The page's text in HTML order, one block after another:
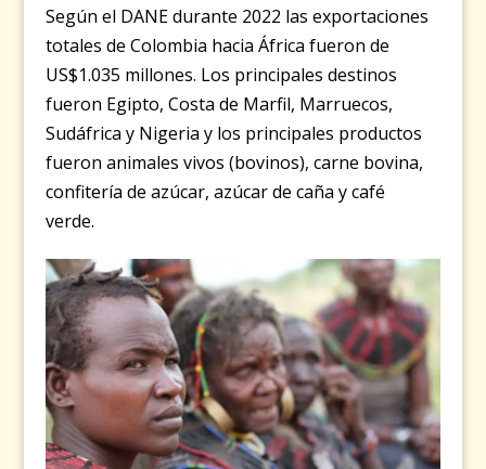
Según el DANE durante 2022 las exportaciones
totales de Colombia hacia África fueron de
US$1.035 millones. Los principales destinos
fueron Egipto, Costa de Marfil, Marruecos,
Sudáfrica y Nigeria y los principales productos
fueron animales vivos (bovinos), carne bovina,
confitería de azúcar, azúcar de caña y café
verde.